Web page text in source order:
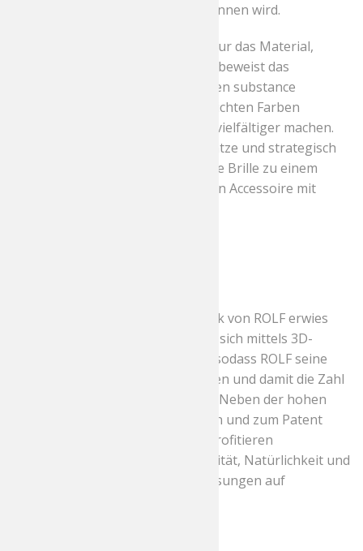
sogenannten Wunderbaum gewonnen wird.
Dass bei ROLF Brillen aber nicht nur das Material,
sondern auch das Design stimmt, beweist das
Unternehmen mit 23 verschiedenen substance
Modellen. Sie sind jeweils in 6 schlichten Farben
erhältlich, die die Kollektion noch vielfältiger machen.
Feine Konturen, dünne Bügelansätze und strategisch
platzierte Rundungen machen jede Brille zu einem
schönen und zugleich funktionalen Accessoire mit
Das preisgekrönte Flexlock-Gelenk von ROLF erwies
sich als ideale Ergänzung. Es lässt sich mittels 3D-
Technologie einfach mitdrucken, sodass ROLF seine
neuen Brillen in einem Zug fertigen und damit die Zahl
der Zulieferer geringhalten kann. Neben der hohen
Funktionalität des schraubenlosen und zum Patent
angemeldeten Flexlock-Gelenks profitieren
Brillenträger auch von der Flexibilität, Natürlichkeit und
Hautverträglichkeit der Brillenfassungen auf